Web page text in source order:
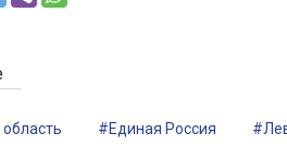
#Единая Россия